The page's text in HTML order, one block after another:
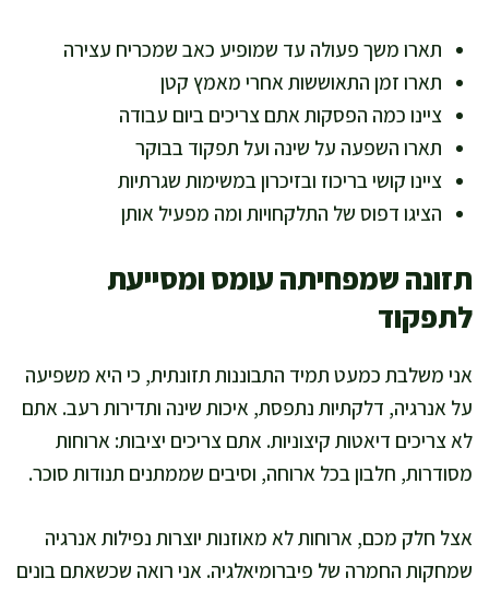
תארו משך פעולה עד שמופיע כאב שמכריח עצירה
תארו זמן התאוששות אחרי מאמץ קטן
ציינו כמה הפסקות אתם צריכים ביום עבודה
תארו השפעה על שינה ועל תפקוד בבוקר
ציינו קושי בריכוז ובזיכרון במשימות שגרתיות
הציגו דפוס של התלקחויות ומה מפעיל אותן
תזונה שמפחיתה עומס ומסייעת
לתפקוד
אני משלבת כמעט תמיד התבוננות תזונתית, כי היא משפיעה
על אנרגיה, דלקתיות נתפסת, איכות שינה ותדירות רעב. אתם
לא צריכים דיאטות קיצוניות. אתם צריכים יציבות: ארוחות
מסודרות, חלבון בכל ארוחה, וסיבים שממתנים תנודות סוכר.
אצל חלק מכם, ארוחות לא מאוזנות יוצרות נפילות אנרגיה
שמחקות החמרה של פיברומיאלגיה. אני רואה שכשאתם בונים